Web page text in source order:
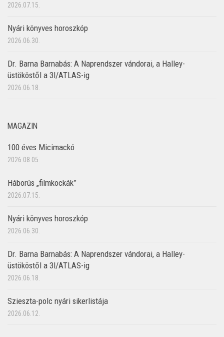
2026.07.15.
Nyári könyves horoszkóp
2026.06.30.
Dr. Barna Barnabás: A Naprendszer vándorai, a Halley-
üstököstől a 3I/ATLAS-ig
2026.06.18.
MAGAZIN
100 éves Micimackó
2026.08.05.
Háborús „filmkockák”
2026.07.15.
Nyári könyves horoszkóp
2026.06.30.
Dr. Barna Barnabás: A Naprendszer vándorai, a Halley-
üstököstől a 3I/ATLAS-ig
2026.06.18.
Szieszta-polc nyári sikerlistája
2026.06.12.